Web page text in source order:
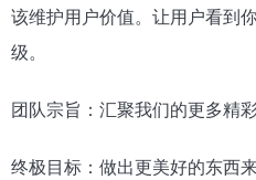
该维护用户价值。让用户看到
级。
团队宗旨：汇聚我们的更多精
终极目标：做出更美好的东西